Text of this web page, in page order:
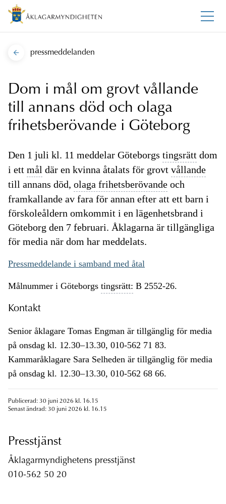
pressmeddelanden
Dom i mål om grovt vållande
till annans död och olaga
frihetsberövande i Göteborg
Den 1 juli kl. 11 meddelar Göteborgs tingsrätt dom
i ett mål där en kvinna åtalats för grovt vållande
till annans död, olaga frihetsberövande och
framkallande av fara för annan efter att ett barn i
förskoleåldern omkommit i en lägenhetsbrand i
Göteborg den 7 februari. Åklagarna är tillgängliga
för media när dom har meddelats.
Pressmeddelande i samband med åtal
Målnummer i Göteborgs tingsrätt: B 2552-26.
Kontakt
Senior åklagare Tomas Engman är tillgänglig för media
på onsdag kl. 12.30–13.30, 010-562 71 83.
Kammaråklagare Sara Selheden är tillgänglig för media
på onsdag kl. 12.30–13.30, 010-562 68 66.
Publicerad: 30 juni 2026 kl. 16.15
Senast ändrad: 30 juni 2026 kl. 16.15
Presstjänst
Åklagarmyndighetens presstjänst
010-562 50 20